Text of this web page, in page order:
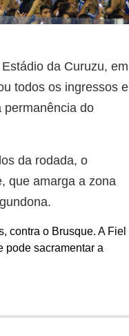
da Curuzu, em
todos os ingressos e
permanência do
da rodada, o
que amarga a zona
contra o Brusque. A Fiel
pode sacramentar a